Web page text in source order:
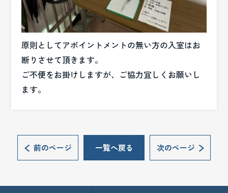
原則としてアポイントメントの無い方の入室はお
断りさせて頂きます。
ご不便をお掛けしますが、ご協力宜しくお願いし
ます。
前のページ 一覧へ戻る 次のページ